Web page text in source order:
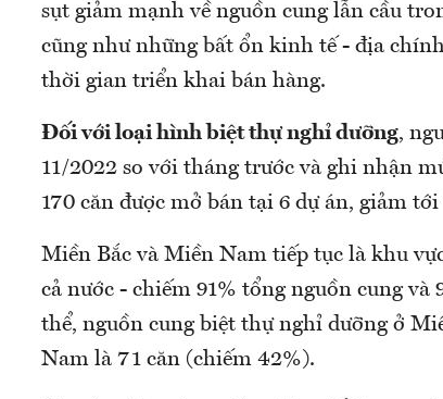
sụt giảm mạnh về nguồn cung lẫn cầu
cũng như những bất ổn kinh tế - địa
thời gian triển khai bán hàng.
Đốivới loại hình biệt thự nghỉ dưỡng,
11/2022 so với tháng trước và ghi nhận
170 căn được mở bán tại 6 dự án, giảm
Miền Bắc và Miền Nam tiếp tục là khu
cả nước - chiếm 91% tổng nguồn cung
thể, nguồn cung biệt thự nghỉ dưỡng ở
Nam là 71 căn (chiếm 42%).